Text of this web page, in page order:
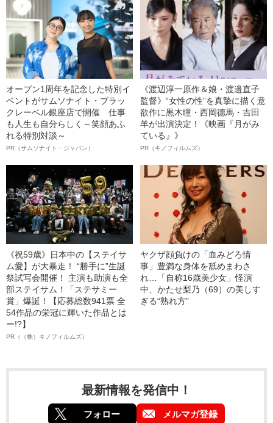
オープン1周年を記念した特別イ
ベントがサムソナイト・ブラッ
クレーベル銀座店で開催 仕事
も人生も自分らしく～笑顔あふ
れる特別対談～
PR（サムソナイト・ジャパン）
《渡辺淳一原作＆娘・渡邉直子
監督》“女性の性”を真摯に描く意
欲作に黒木瞳・西岡德馬・吉田
羊が出演決定！《映画『月がみ
ている』》
PR（キノフィルムズ）
《祝59歳》日本中の【ステイサ
ム愛】が大暴走！ “勝手に”生誕
祭試写会開催！ 主演も助演も全
部ステイサム！「ステサミー
賞」爆誕！【応募総数941票 全
54作品の栄冠に輝いた作品とは
ー!?】
PR（（株）キノフィルムズ）
ヤクザ顔負けの「血みどろ情
事」豊満な身体を舐めまわさ
れ…「自称16歳美少女」怪演
中、かたせ梨乃（69）の美しす
ぎる“熟れ方”
最新情報を発信中！
フォロー メルマガ登録